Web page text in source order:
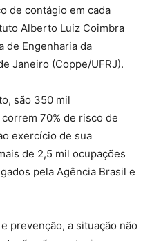
de contágio em cada
Alberto Luiz Coimbra
de Engenharia da
Janeiro (Coppe/UFRJ).
são 350 mil
70% de risco de
exercício de sua
de 2,5 mil ocupações
pela Agência Brasil e
prevenção, a situação não